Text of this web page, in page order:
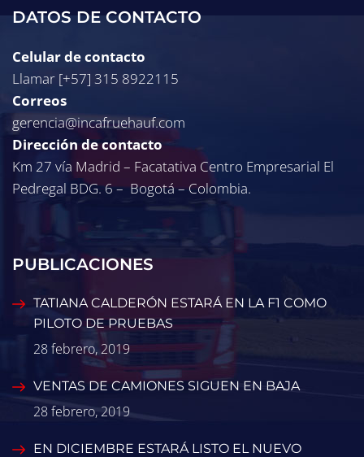
DATOS DE CONTACTO
Celular de contacto
Llamar [+57] 315 8922115
Correos
gerencia@incafruehauf.com
Dirección de contacto
Km 27 vía Madrid – Facatativa Centro Empresarial El
Pedregal BDG. 6 – Bogotá – Colombia.
PUBLICACIONES
TATIANA CALDERÓN ESTARÁ EN LA F1 COMO
PILOTO DE PRUEBAS
28 febrero, 2019
VENTAS DE CAMIONES SIGUEN EN BAJA
28 febrero, 2019
EN DICIEMBRE ESTARÁ LISTO EL NUEVO